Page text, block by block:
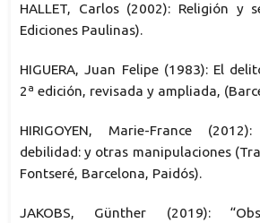
HALLET, Carlos (2002): Religión y
Ediciones Paulinas).
HIGUERA, Juan Felipe (1983): El
2ª edición, revisada y ampliada,
HIRIGOYEN, Marie-France
debilidad: y otras manipulaciones
Fontseré, Barcelona, Paidós).
JAKOBS, Günther (2019):